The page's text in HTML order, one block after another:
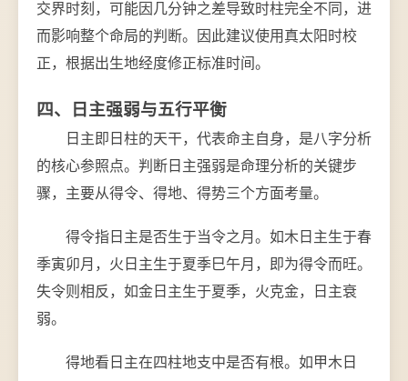
交界时刻，可能因几分钟之差导致时柱完全不同，进
而影响整个命局的判断。因此建议使用真太阳时校
正，根据出生地经度修正标准时间。
四、日主强弱与五行平衡
日主即日柱的天干，代表命主自身，是八字分析
的核心参照点。判断日主强弱是命理分析的关键步
骤，主要从得令、得地、得势三个方面考量。
得令指日主是否生于当令之月。如木日主生于春
季寅卯月，火日主生于夏季巳午月，即为得令而旺。
失令则相反，如金日主生于夏季，火克金，日主衰
弱。
得地看日主在四柱地支中是否有根。如甲木日